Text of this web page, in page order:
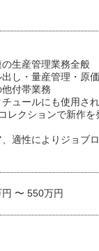
生産管理業務全般
出し・量産管理・原
付帯業務
チュールにも使用さ
レクションで新作を
適性によりジョブ
〜 550万円